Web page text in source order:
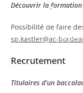
Découvrir la
Possibilité de faire
sp.kastler@ac-
Recrutement
Titulaires d’un
pratiques
manuels
Infos